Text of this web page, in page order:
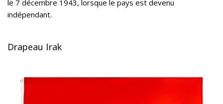
le 7 décembre 1943, lorsque le pays est devenu
indépendant.
Drapeau Irak